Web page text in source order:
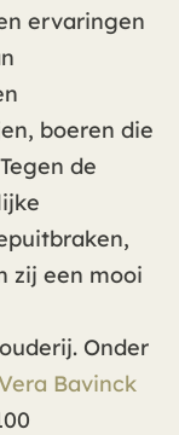
ervaringen
boeren die
de
zij een mooi
Onder
Bavinck